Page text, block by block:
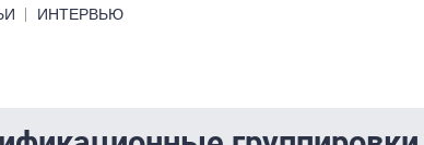
ИНТЕРВЬЮ